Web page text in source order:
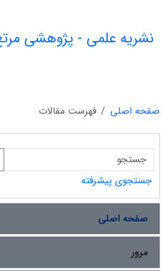
نشریه علمی - پژوهشی
صفحه اصلی
فهرست مقالات
جستجوی پیشرفته
صفحه اصلی
مرور